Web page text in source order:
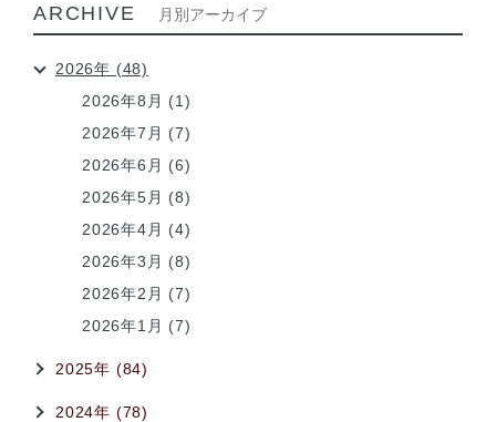
ARCHIVE 月別アーカイブ
2026年 (48)
2026年8月 (1)
2026年7月 (7)
2026年6月 (6)
2026年5月 (8)
2026年4月 (4)
2026年3月 (8)
2026年2月 (7)
2026年1月 (7)
2025年 (84)
2024年 (78)